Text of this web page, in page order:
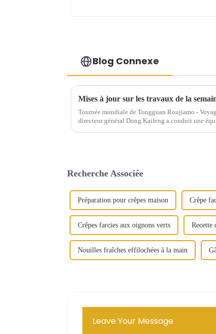
Blog Connexe
Mises à jour sur les travaux de la
Tournée mondiale de Tongguan Roujiamo -
directeur général Dong Kaifeng a conduit une
Recherche Associée
Préparation pour crêpes maison Crêpe
Crêpes farcies aux oignons verts Recette
Nouilles fraîches effilochées à la main
Leave Your Message